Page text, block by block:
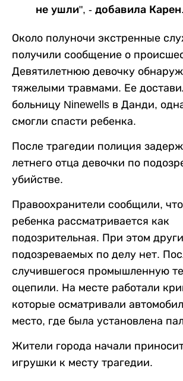
не ушли", - добавила Карен.
Около полуночи экстренные
получили сообщение о
Девятилетнюю девочку
тяжелыми травмами. Ее
больницу Ninewells в Данди,
смогли спасти ребенка.
После трагедии полиция
летнего отца девочки по
убийстве.
Правоохранители сообщили,
ребенка рассматривается как
подозрительная. При этом
подозреваемых по делу нет.
случившегося промышленную
оцепили. На месте работали
которые осматривали
место, где была установлена
Жители города начали
игрушки к месту трагедии.